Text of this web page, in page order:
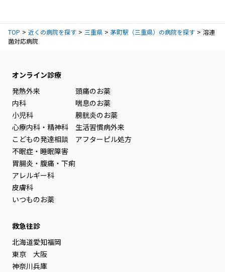
TOP 近くの病院を探す 三重県 茅町駅（三重県）の病院を探す
溶連
菌対応病院
オンライン診療
発熱外来
内科
小児科
心療内科・精神科
こどもの発達相談
不眠症・睡眠障害
胃腸炎・腹痛・下痢
アレルギー科
皮膚科
いつものお薬
頭痛のお薬
喘息のお薬
膀胱炎のお薬
生活習慣病外来
アフターピル処方
救急往診
北海道
東京
神奈川
愛知
大阪
兵庫
福岡